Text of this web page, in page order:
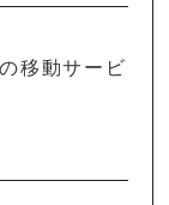
移動サービ